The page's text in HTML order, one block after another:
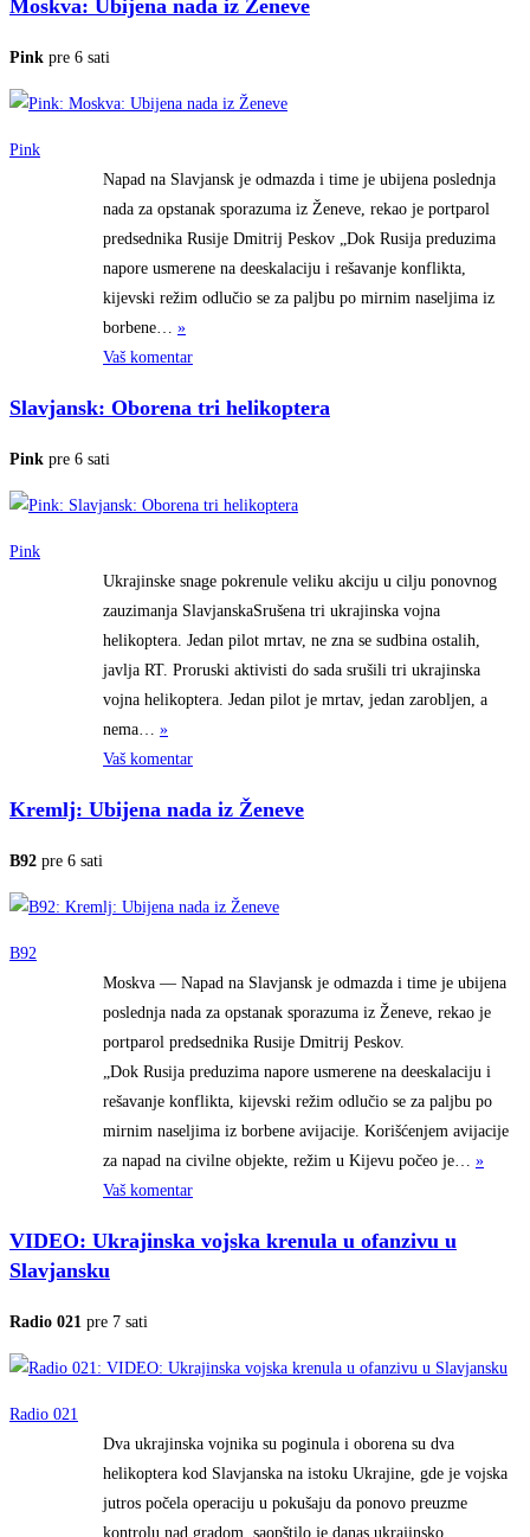
Moskva: Ubijena nada iz Ženeve
Pink pre 6 sati
Pink
Napad na Slavjansk je odmazda i time je ubijena poslednja
nada za opstanak sporazuma iz Ženeve, rekao je portparol
predsednika Rusije Dmitrij Peskov „Dok Rusija preduzima
napore usmerene na deeskalaciju i rešavanje konflikta,
kijevski režim odlučio se za paljbu po mirnim naseljima iz
borbene… »
Vaš komentar
Slavjansk: Oborena tri helikoptera
Pink pre 6 sati
Pink
Ukrajinske snage pokrenule veliku akciju u cilju ponovnog
zauzimanja SlavjanskaSrušena tri ukrajinska vojna
helikoptera. Jedan pilot mrtav, ne zna se sudbina ostalih,
javlja RT. Proruski aktivisti do sada srušili tri ukrajinska
vojna helikoptera. Jedan pilot je mrtav, jedan zarobljen, a
nema… »
Vaš komentar
Kremlj: Ubijena nada iz Ženeve
B92 pre 6 sati
B92
Moskva — Napad na Slavjansk je odmazda i time je ubijena
poslednja nada za opstanak sporazuma iz Ženeve, rekao je
portparol predsednika Rusije Dmitrij Peskov.
„Dok Rusija preduzima napore usmerene na deeskalaciju i
rešavanje konflikta, kijevski režim odlučio se za paljbu po
mirnim naseljima iz borbene avijacije. Korišćenjem avijacije
za napad na civilne objekte, režim u Kijevu počeo je… »
Vaš komentar
VIDEO: Ukrajinska vojska krenula u ofanzivu u
Slavjansku
Radio 021 pre 7 sati
Radio 021
Dva ukrajinska vojnika su poginula i oborena su dva
helikoptera kod Slavjanska na istoku Ukrajine, gde je vojska
jutros počela operaciju u pokušaju da ponovo preuzme
kontrolu nad gradom, saopštilo je danas ukrajinsko